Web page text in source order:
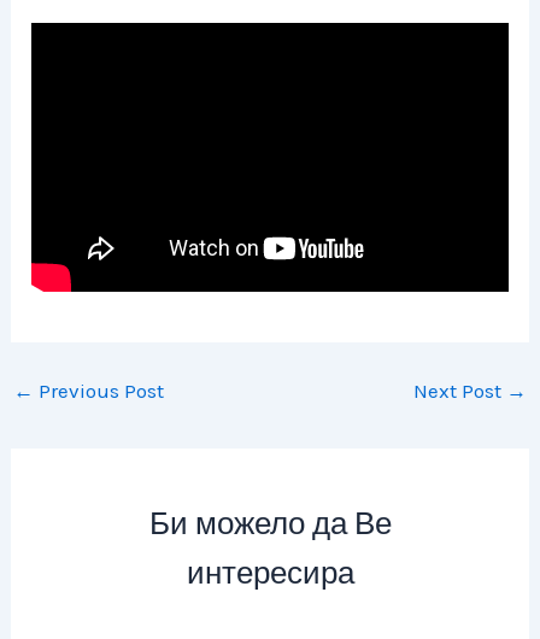
← Previous Post Next Post →
Би можело да Ве
интересира